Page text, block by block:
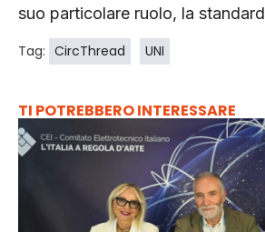
suo particolare ruolo, la
Tag: CircThread UNI
TI POTREBBERO INTERESSARE